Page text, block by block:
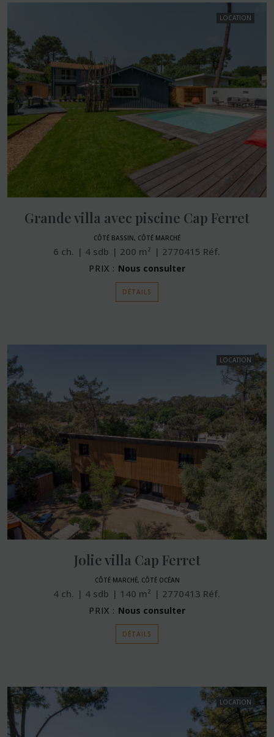
LOCATION
Grande villa avec piscine Cap Ferret
CÔTÉ BASSIN, CÔTÉ MARCHÉ
6 ch. 4 sdb 200 m² 2770415 Réf.
PRIX : Nous consulter
DÉTAILS
LOCATION
Jolie villa Cap Ferret
CÔTÉ MARCHÉ, CÔTÉ OCÉAN
4 ch. 4 sdb 140 m² 2770413 Réf.
PRIX : Nous consulter
DÉTAILS
LOCATION